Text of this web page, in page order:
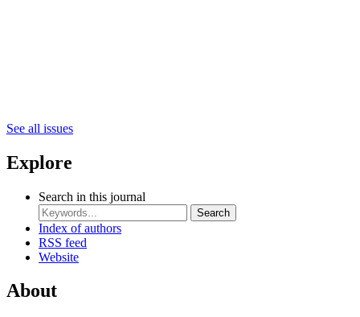
See all issues
Explore
Search in this journal
Search
Index of authors
RSS feed
Website
About